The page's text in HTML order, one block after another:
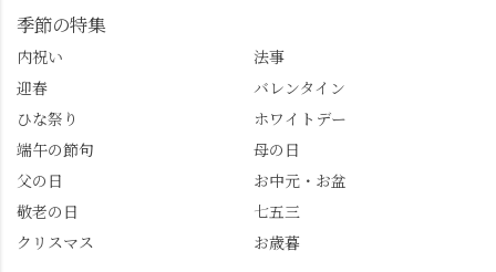
季節の特集
内祝い
法事
迎春
バレンタイン
ひな祭り
ホワイトデー
端午の節句
母の日
父の日
お中元・お盆
敬老の日
七五三
クリスマス
お歳暮